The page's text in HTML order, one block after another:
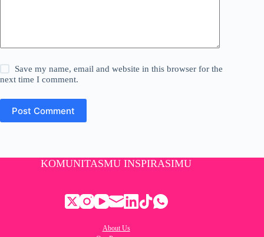
Save my name, email and website in this browser for the
next time I comment.
Post Comment
KOMUNITASMU INSPIRASIMU
About Us